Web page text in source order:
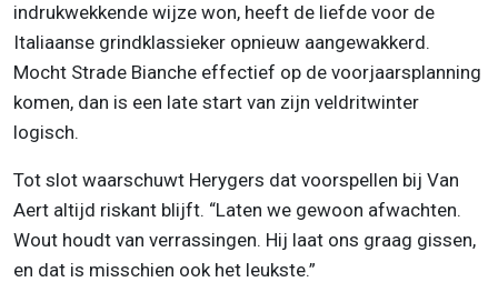
indrukwekkende wijze won, heeft de liefde voor de
Italiaanse grindklassieker opnieuw aangewakkerd.
Mocht Strade Bianche effectief op de voorjaarsplanning
komen, dan is een late start van zijn veldritwinter
logisch.
Tot slot waarschuwt Herygers dat voorspellen bij Van
Aert altijd riskant blijft. “Laten we gewoon afwachten.
Wout houdt van verrassingen. Hij laat ons graag gissen,
en dat is misschien ook het leukste.”